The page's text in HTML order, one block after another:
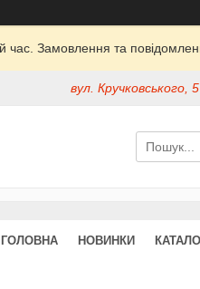
час. Замовлення та
вул. Кручковського,
ГОЛОВНА НОВИНКИ